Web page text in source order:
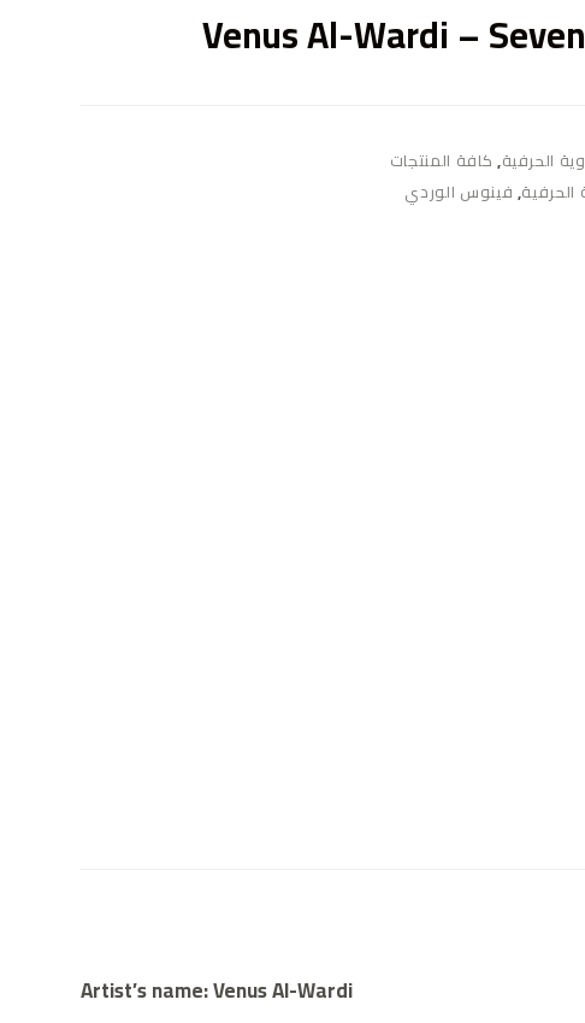
Venus Al-Wardi –
الحرفية, كافة المنتجات
الحرفية, فينوس الوردي
Artist’s name: Venus Al-Wardi